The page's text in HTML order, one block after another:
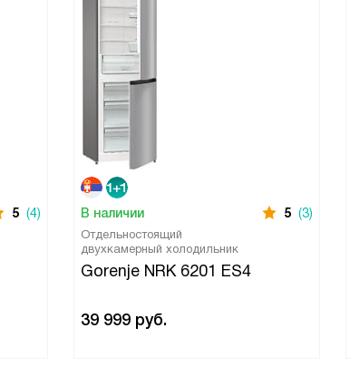
5 (4) В наличии 5 (3)
Отдельностоящий
двухкамерный холодильник
Gorenje NRK 6201 ES4
39 999 руб.